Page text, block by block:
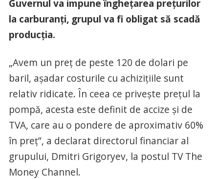
Guvernul va impune îngheţarea preţurilor
la carburanţi, grupul va fi obligat să scadă
producţia.
„Avem un preţ de peste 120 de dolari pe
baril, aşadar costurile cu achiziţiile sunt
relativ ridicate. În ceea ce priveşte preţul la
pompă, acesta este definit de accize şi de
TVA, care au o pondere de aproximativ 60%
în preţ”, a declarat directorul financiar al
grupului, Dmitri Grigoryev, la postul TV The
Money Channel.